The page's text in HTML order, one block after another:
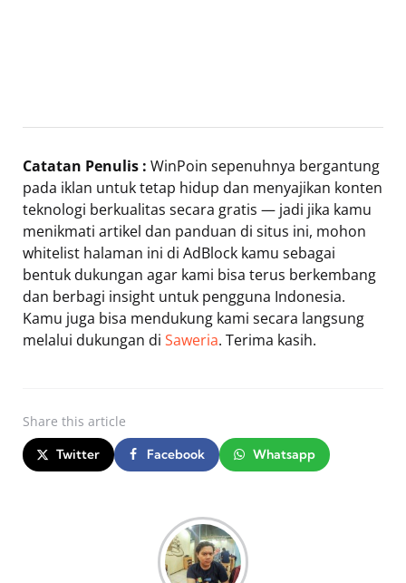
Catatan Penulis : WinPoin sepenuhnya bergantung
pada iklan untuk tetap hidup dan menyajikan konten
teknologi berkualitas secara gratis — jadi jika kamu
menikmati artikel dan panduan di situs ini, mohon
whitelist halaman ini di AdBlock kamu sebagai
bentuk dukungan agar kami bisa terus berkembang
dan berbagi insight untuk pengguna Indonesia.
Kamu juga bisa mendukung kami secara langsung
melalui dukungan di Saweria. Terima kasih.
Share this article
Twitter Facebook Whatsapp